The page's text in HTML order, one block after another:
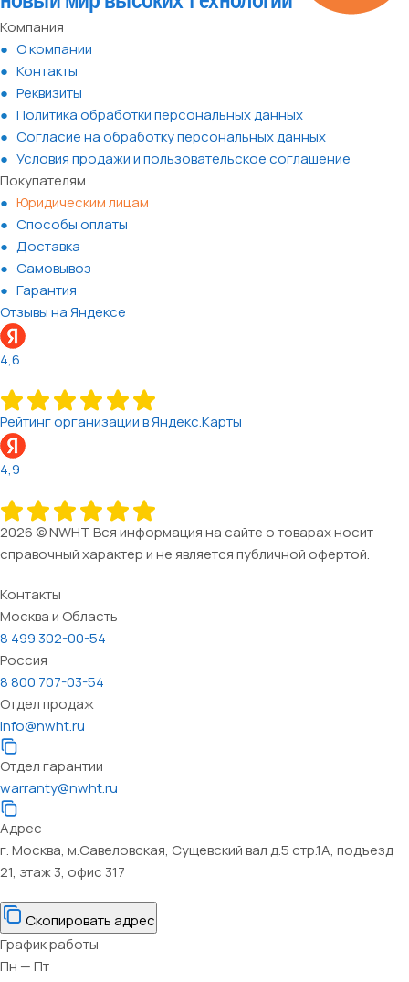
Компания
О компании
Контакты
Реквизиты
Политика обработки персональных данных
Согласие на обработку персональных данных
Условия продажи и пользовательское соглашение
Покупателям
Юридическим лицам
Способы оплаты
Доставка
Самовывоз
Гарантия
Отзывы на Яндексе
4,6
Рейтинг организации в Яндекс.Карты
4,9
2026 © NWHT Вся информация на сайте о товарах носит
справочный характер и не является публичной офертой.
Контакты
Москва и Область
8 499 302-00-54
Россия
8 800 707-03-54
Отдел продаж
info@nwht.ru
Отдел гарантии
warranty@nwht.ru
Адрес
г. Москва, м.Савеловская, Сущевский вал д.5 стр.1А, подъезд
21, этаж 3, офис 317
Скопировать адрес
График работы
Пн — Пт